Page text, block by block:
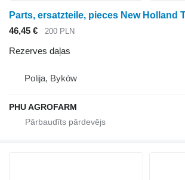
46,45 € 200 PLN
Rezerves daļas
Polija, Byków
PHU AGROFARM